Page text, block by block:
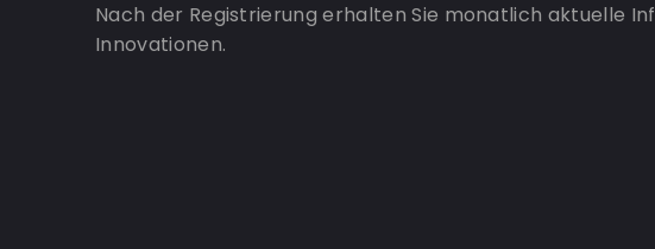
Nach der Registrierung erhalten Sie monatlich aktuelle
Innovationen.